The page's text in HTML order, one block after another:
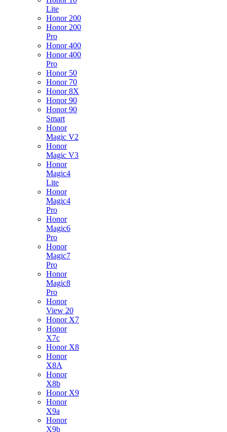
Lite
Honor 200
Honor 200
Pro
Honor 400
Honor 400
Pro
Honor 50
Honor 70
Honor 8X
Honor 90
Honor 90
Smart
Honor
Magic V2
Honor
Magic V3
Honor
Magic4
Lite
Honor
Magic4
Pro
Honor
Magic6
Pro
Honor
Magic7
Pro
Honor
Magic8
Pro
Honor
View 20
Honor X7
Honor
X7c
Honor X8
Honor
X8A
Honor
X8b
Honor X9
Honor
X9a
Honor
X9b